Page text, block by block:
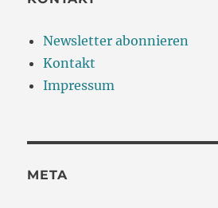
Newsletter abonnieren
Kontakt
Impressum
META